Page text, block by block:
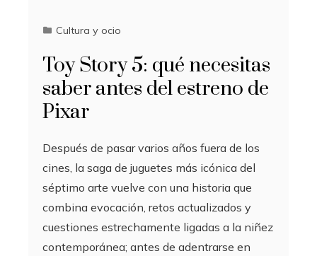
Cultura y ocio
Toy Story 5: qué necesitas
saber antes del estreno de
Pixar
Después de pasar varios años fuera de los
cines, la saga de juguetes más icónica del
séptimo arte vuelve con una historia que
combina evocación, retos actualizados y
cuestiones estrechamente ligadas a la niñez
contemporánea; antes de adentrarse en